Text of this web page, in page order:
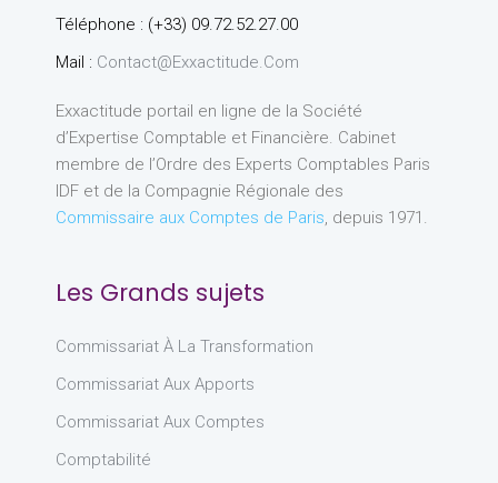
Téléphone : (+33) 09.72.52.27.00
Mail : Contact@exxactitude.com
Exxactitude portail en ligne de la Société
d’Expertise Comptable et Financière. Cabinet
membre de l’Ordre des Experts Comptables Paris
IDF et de la Compagnie Régionale des
Commissaire aux Comptes de Paris, depuis 1971.
Les Grands sujets
Commissariat À La Transformation
Commissariat Aux Apports
Commissariat Aux Comptes
Comptabilité